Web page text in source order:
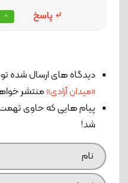
پاسخ
دیدگاه های ارسال شده
«میدان آزادی»منتشر
پیام هایی که حاوی تهمت
شد!